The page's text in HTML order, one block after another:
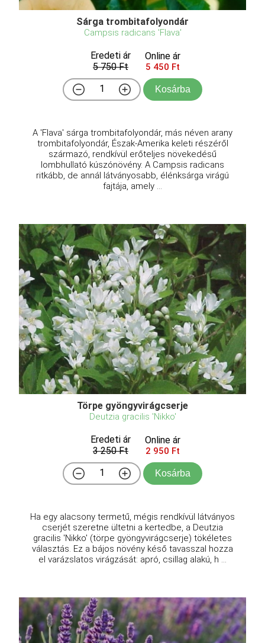
Sárga trombitafolyondár
Campsis radicans 'Flava'
Eredeti ár
5 750 Ft
Online ár
5 450 Ft
Kosárba
A 'Flava' sárga trombitafolyondár, más néven arany
trombitafolyondár, Észak-Amerika keleti részéről
származó, rendkívül erőteljes növekedésű
lombhullató kúszónövény. A Campsis radicans
ritkább, de annál látványosabb, élénksárga virágú
fajtája, amely ...
Törpe gyöngyvirágcserje
Deutzia gracilis 'Nikko'
Eredeti ár
3 250 Ft
Online ár
2 950 Ft
Kosárba
Ha egy alacsony termetű, mégis rendkívül látványos
cserjét szeretne ültetni a kertedbe, a Deutzia
gracilis 'Nikko' (törpe gyöngyvirágcserje) tökéletes
választás. Ez a bájos növény késő tavasszal hozza
el varázslatos virágzását: apró, csillag alakú, h ...